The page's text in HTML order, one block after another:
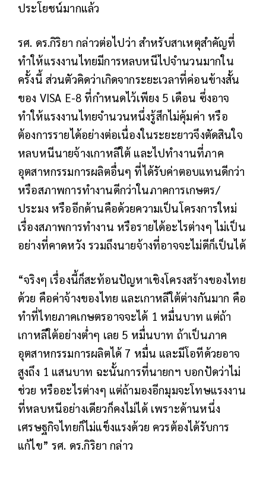
ประโยชน์มากแล้ว
รศ. ดร.กิริยา กล่าวต่อไปว่า สำหรับสาเหตุสำคัญที่
ทำให้แรงงานไทยมีการหลบหนีไปจำนวนมากใน
ครั้งนี้ ส่วนตัวคิดว่าเกิดจากระยะเวลาที่ค่อนข้างสั้น
ของ VISA E-8 ที่กำหนดไว้เพียง 5 เดือน ซึ่งอาจ
ทำให้แรงงานไทยจำนวนหนึ่งรู้สึกไม่คุ้มค่า หรือ
ต้องการรายได้อย่างต่อเนื่องในระยะยาวจึงตัดสินใจ
หลบหนีนายจ้างเกาหลีใต้ และไปทำงานที่ภาค
อุตสาหกรรมการผลิตอื่นๆ ที่ได้รับค่าตอบแทนดีกว่า
หรือสภาพการทำงานดีกว่าในภาคการเกษตร/
ประมง หรืออีกด้านคือด้วยความเป็นโครงการใหม่
เรื่องสภาพการทำงาน หรือรายได้อะไรต่างๆ ไม่เป็น
อย่างที่คาดหวัง รวมถึงนายจ้างที่อาจจะไม่ดีก็เป็นได้
​“จริงๆ เรื่องนี้ก็สะท้อนปัญหาเชิงโครงสร้างของไทย
ด้วย คือค่าจ้างของไทย และเกาหลีใต้ต่างกันมาก คือ
ทำที่ไทยภาคเกษตรอาจจะได้ 1 หมื่นบาท แต่ถ้า
เกาหลีใต้อย่างต่ำๆ เลย 5 หมื่นบาท ถ้าเป็นภาค
อุตสาหกรรมการผลิตได้ 7 หมื่น และมีโอทีด้วยอาจ
สูงถึง 1 แสนบาท ฉะนั้นการที่นายกฯ บอกปัดว่าไม่
ช่วย หรืออะไรต่างๆ แต่ถ้ามองอีกมุมจะโทษแรงงาน
ที่หลบหนีอย่างเดียวก็คงไม่ได้ เพราะด้านหนึ่ง
เศรษฐกิจไทยก็ไม่แข็งแรงด้วย ควรต้องได้รับการ
แก้ไข” รศ. ดร.กิริยา กล่าว